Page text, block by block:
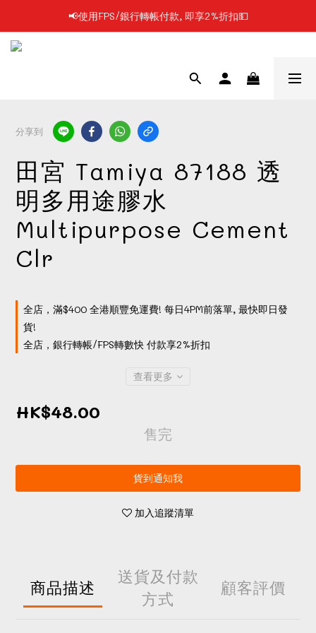
📢凡購物滿$199 順豐自提點免運費📦📦
📢使用FPS/銀行轉帳付款, 即享2%折扣💵
分享到
田宮 Tamiya 87188 透
明多用途膠水
Multipurpose Cement
Clr
全店，滿$400 全港順豐免運費! 每日4PM前落單, 最快即日發
貨!
全店，銀行轉帳/FPS轉數快 付款享2%折扣
查看更多
HK$48.00
售完
貨到通知我
加入追蹤清單
商品描述
送貨及付款
方式
顧客評價